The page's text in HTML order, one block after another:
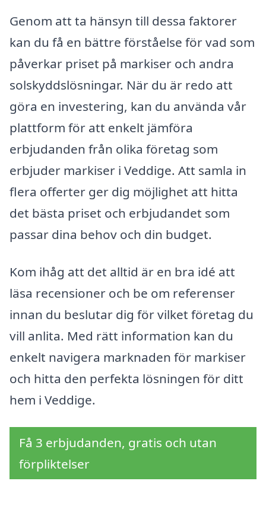
Genom att ta hänsyn till dessa faktorer
kan du få en bättre förståelse för vad som
påverkar priset på markiser och andra
solskyddslösningar. När du är redo att
göra en investering, kan du använda vår
plattform för att enkelt jämföra
erbjudanden från olika företag som
erbjuder markiser i Veddige. Att samla in
flera offerter ger dig möjlighet att hitta
det bästa priset och erbjudandet som
passar dina behov och din budget.
Kom ihåg att det alltid är en bra idé att
läsa recensioner och be om referenser
innan du beslutar dig för vilket företag du
vill anlita. Med rätt information kan du
enkelt navigera marknaden för markiser
och hitta den perfekta lösningen för ditt
hem i Veddige.
Få 3 erbjudanden, gratis och utan
förpliktelser